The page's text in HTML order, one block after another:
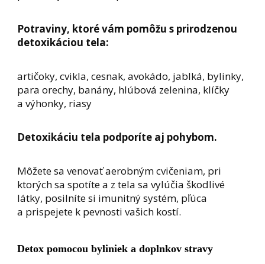
Potraviny, ktoré vám pomôžu s prirodzenou
detoxikáciou tela:
artičoky, cvikla, cesnak, avokádo, jablká, bylinky,
para orechy, banány, hlúbová zelenina, klíčky
a výhonky, riasy
Detoxikáciu tela podporíte aj pohybom.
Môžete sa venovať aerobným cvičeniam, pri
ktorých sa spotíte a z tela sa vylúčia škodlivé
látky, posilníte si imunitný systém, pľúca
a prispejete k pevnosti vašich kostí.
Detox pomocou byliniek a doplnkov stravy